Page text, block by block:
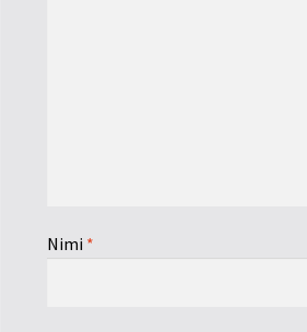
Nimi *